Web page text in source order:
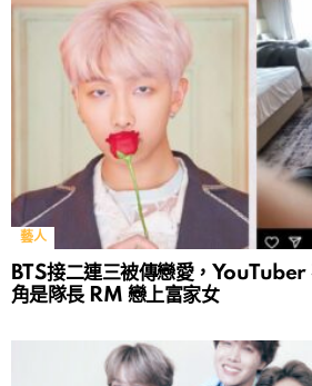
藝人
BTS接二連三被傳戀愛，YouTuber
角是隊長 RM 戀上富家女